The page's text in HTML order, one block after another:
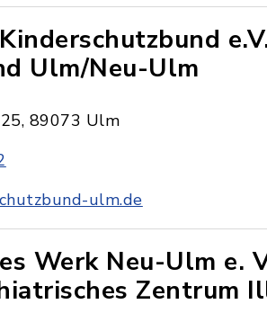
Ulm/Neu-Ulm
89073 Ulm
ulm.de
Werk Neu-Ulm e.
Zentrum